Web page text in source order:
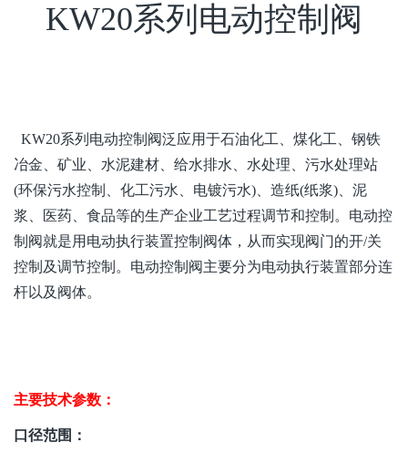
KW20系列电动控制阀
KW20系列 电动控制阀泛应用于石油化工、 煤化工
钢铁
冶金
矿业 水泥建材、 给水排水、水处理、污水处理站
(环保污水控制、化工污水、电镀污水)、造纸(纸浆)、泥
浆、医药、食品等的生产企业工艺过程调节和控制 。电动控
制 阀就是用电动执行装置控制阀体 ，从而实现阀门的开/关
控制及调节控制 。电动控制 阀主要分为电动执行装置部分连
杆以及阀体。
主要技术参数：
口径范围 ：